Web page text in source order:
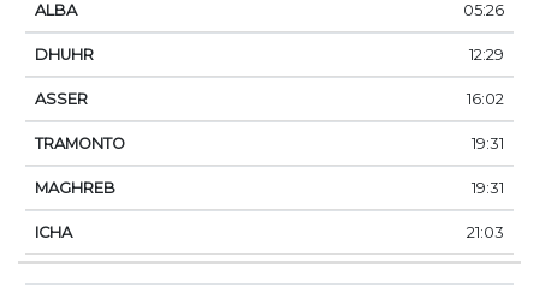
05:26
12:29
16:02
19:31
19:31
21:03